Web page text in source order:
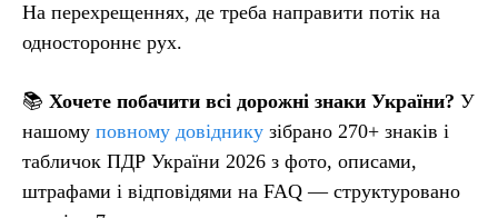
На перехрещеннях, де треба направити потік на
одностороннє рух.
📚 Хочете побачити всі дорожні знаки України? У
нашому повному довіднику зібрано 270+ знаків і
табличок ПДР України 2026 з фото, описами,
штрафами і відповідями на FAQ — структуровано